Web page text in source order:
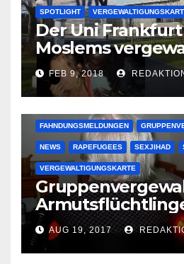
SPOTLIGHT
Der Uni
Moslems
deutsche
Uni-Campus
FEB 9, 2018
FAHNDUNGSMELDUNGEN
NEWS RAPEFUGEES SEXJIHAD
VERGEWALTIGUNGSKARTE
vergewaltigen
Oma im Schlaf
krankenhausreif
AUG 19, 2017